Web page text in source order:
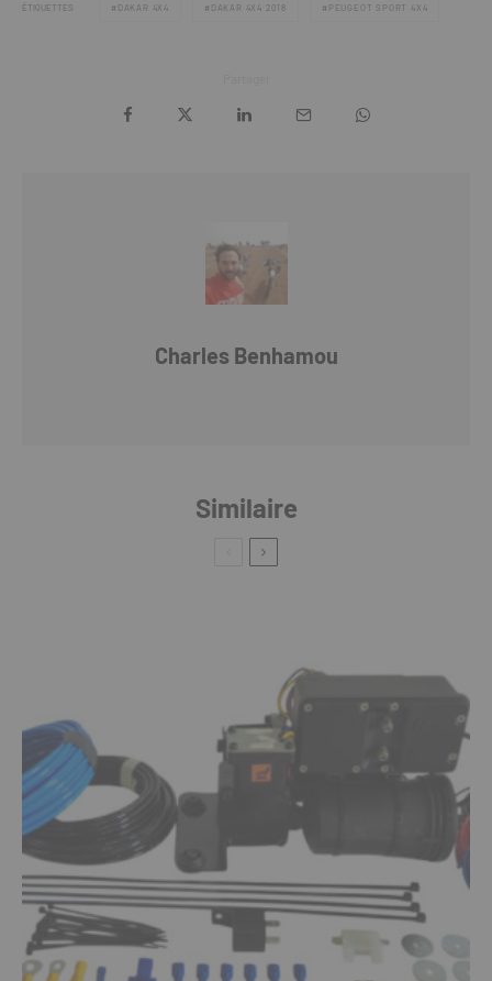
ÉTIQUETTES DAKAR 4X4 DAKAR 4X4 2018 PEUGEOT SPORT 4X4
Charles Benhamou
Similaire